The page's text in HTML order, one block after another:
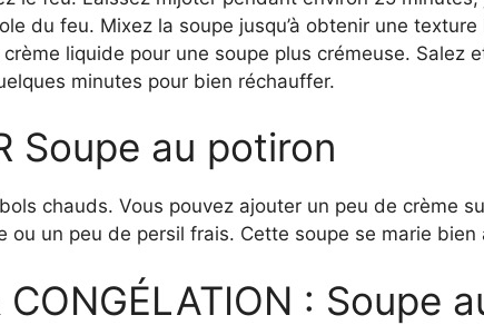
du feu. Mixez la soupe jusqu’à obtenir une texture
liquide pour une soupe plus crémeuse. Salez
minutes pour bien réchauffer.
Soupe au potiron
chauds. Vous pouvez ajouter un peu de crème
ou un peu de persil frais. Cette soupe se marie
CONGÉLATION : Soupe